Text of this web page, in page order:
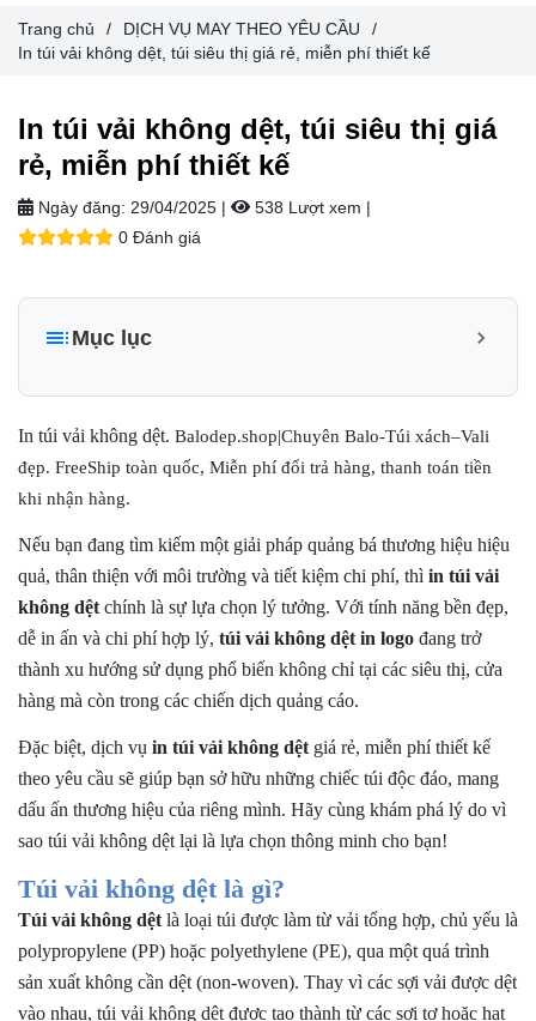
In túi vải không dệt, túi siêu thị giá
rẻ, miễn phí thiết kế
Ngày đăng: 29/04/2025 | 538 Lượt xem |
0 Đánh giá
Mục lục
Túi vải không dệt là gì?
In túi vải không dệt - Giải pháp hoàn hảo cho quảng cáo và
bảo vệ môi trường
Lý do nên chọn công ty sản xuất túi vải không dệt uy tín
Bảng giá in túi vải không dệt và cách tính chi phí in ấn
Những vấn đề khách hàng cần lưu ý khi in túi vải không dệt
1. Chất liệu và loại túi vải không dệt
2. Kích thước và mẫu mã in túi vải không dệt
3. Quy trình in ấn
4. In logo và thông điệp thương hiệu
5. Giá thành và thời gian giao hàng
6. Lựa chọn nhà cung cấp uy tín
Giới thiệu địa chỉ in túi vải không dệt uy tín chất lượng
Liên hệ công ty in túi vải không dệt chất lượng cao Trung
Nguyên
+ Mua lẻ hoặc làm Nhà phân phối/Đại lý bán hàng nhãn
hiệu TN Bags & Xbags:
[Hỗ trợ in Logo/thông tin khách hàng lên Sản phẩm chỉ từ
5 cái]
In túi vải không dệt. Balodep.shop|Chuyên Balo-Túi xách–Vali
đẹp. FreeShip toàn quốc, Miễn phí đổi trả hàng, thanh toán tiền
khi nhận hàng.
Nếu bạn đang tìm kiếm một giải pháp quảng bá thương hiệu hiệu
quả, thân thiện với môi trường và tiết kiệm chi phí, thì in túi vải
không dệt chính là sự lựa chọn lý tưởng. Với tính năng bền đẹp,
dễ in ấn và chi phí hợp lý, túi vải không dệt in logo đang trở
thành xu hướng sử dụng phổ biến không chỉ tại các siêu thị, cửa
hàng mà còn trong các chiến dịch quảng cáo.
Đặc biệt, dịch vụ in túi vải không dệt giá rẻ, miễn phí thiết kế
theo yêu cầu sẽ giúp bạn sở hữu những chiếc túi độc đáo, mang
dấu ấn thương hiệu của riêng mình. Hãy cùng khám phá lý do vì
sao túi vải không dệt lại là lựa chọn thông minh cho bạn!
Túi vải không dệt là gì?
Túi vải không dệt là loại túi được làm từ vải tổng hợp, chủ yếu là
polypropylene (PP) hoặc polyethylene (PE), qua một quá trình
sản xuất không cần dệt (non-woven). Thay vì các sợi vải được dệt
vào nhau, túi vải không dệt được tạo thành từ các sợi tơ hoặc hạt
Trang chủ / DỊCH VỤ MAY THEO YÊU CẦU
/
In túi vải không dệt, túi siêu thị giá rẻ, miễn phí thiết kế